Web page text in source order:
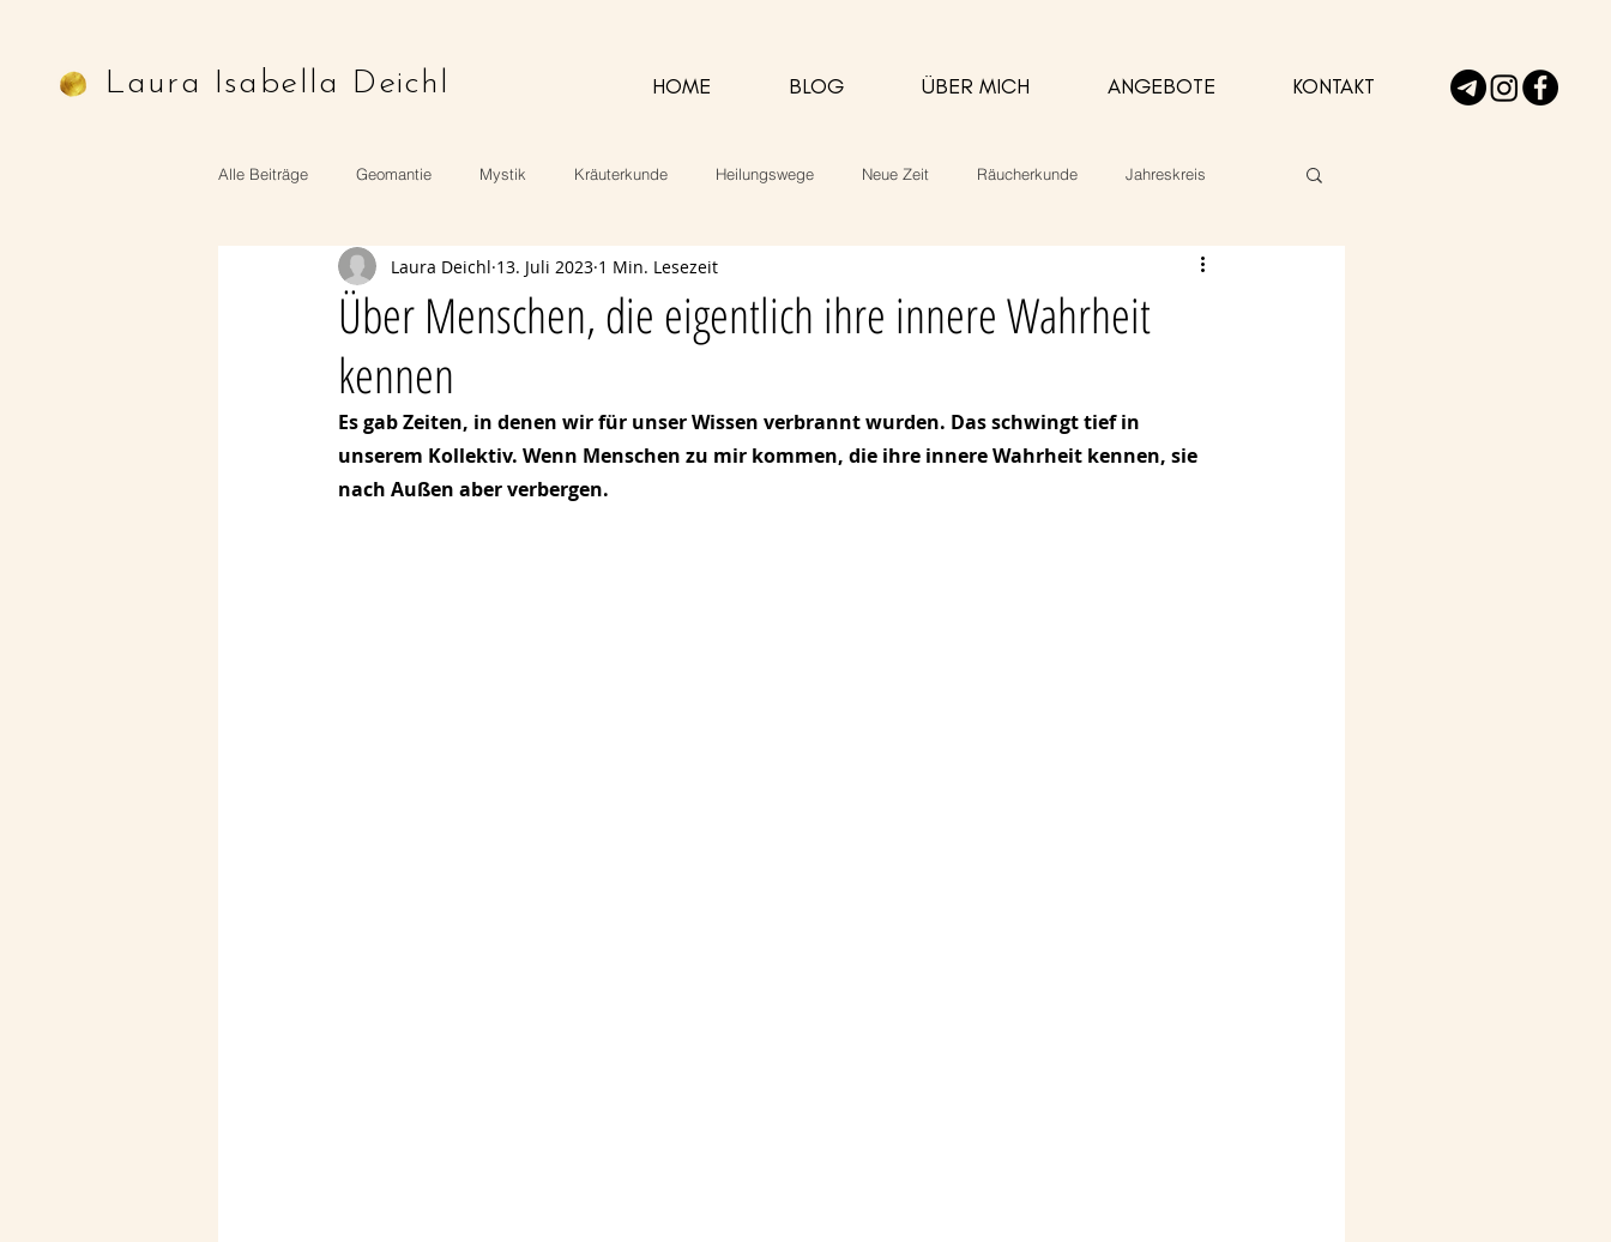
Laura Isabella Deichl HOME BLOG ÜBER MICH ANGEBOTE KONTAKT
Alle Beiträge Geomantie Mystik Kräuterkunde Heilungswege Neue Zeit Räucherkunde Jahreskreis
Mythologie Ritualarbeit Rezepte
Über Menschen, die eigentlich ihre innere Wahrheit
kennen
Laura Deichl 13. Juli 2023 1 Min. Lesezeit
Es gab Zeiten, in denen wir für unser Wissen verbrannt wurden. Das schwingt tief in
unserem Kollektiv. Wenn Menschen zu mir kommen, die ihre innere Wahrheit kennen, sie
nach Außen aber verbergen.